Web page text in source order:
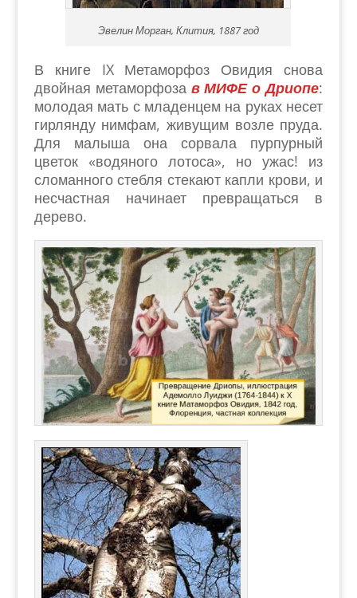
Эвелин Морган, Клития, 1887 год
В книге IX Метаморфоз Овидия снова
двойная метаморфоза в МИФЕ о Дриопе:
молодая мать с младенцем на руках несет
гирлянду нимфам, живущим возле пруда.
Для малыша она сорвала пурпурный
цветок «водяного лотоса», но ужас! из
сломанного стебля стекают капли крови, и
несчастная начинает превращаться в
дерево.